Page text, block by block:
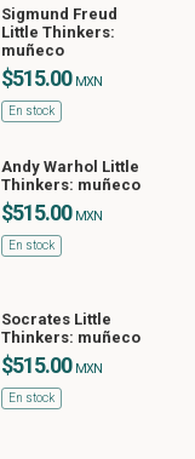
Sigmund Freud
Little Thinkers:
muñeco
$515.00 MXN
En stock
Andy Warhol Little
Thinkers: muñeco
$515.00 MXN
En stock
Socrates Little
Thinkers: muñeco
$515.00 MXN
En stock